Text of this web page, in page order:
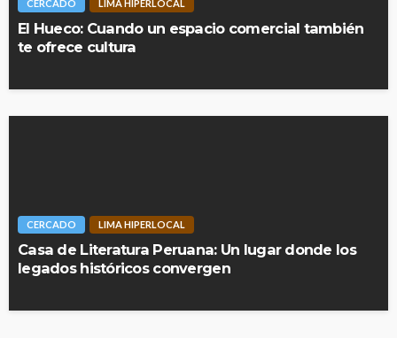
CERCADO LIMA HIPERLOCAL
El Hueco: Cuando un espacio comercial también
te ofrece cultura
CERCADO LIMA HIPERLOCAL
Casa de Literatura Peruana: Un lugar donde los
legados históricos convergen